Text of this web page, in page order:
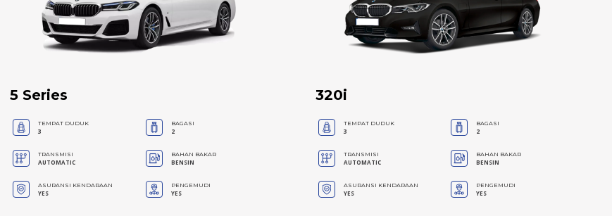
5 Series
TEMPAT DUDUK
3
BAGASI
2
TRANSMISI
AUTOMATIC
BAHAN BAKAR
BENSIN
ASURANSI KENDARAAN
YES
PENGEMUDI
YES
320i
TEMPAT DUDUK
3
BAGASI
2
TRANSMISI
AUTOMATIC
BAHAN BAKAR
BENSIN
ASURANSI KENDARAAN
YES
PENGEMUDI
YES